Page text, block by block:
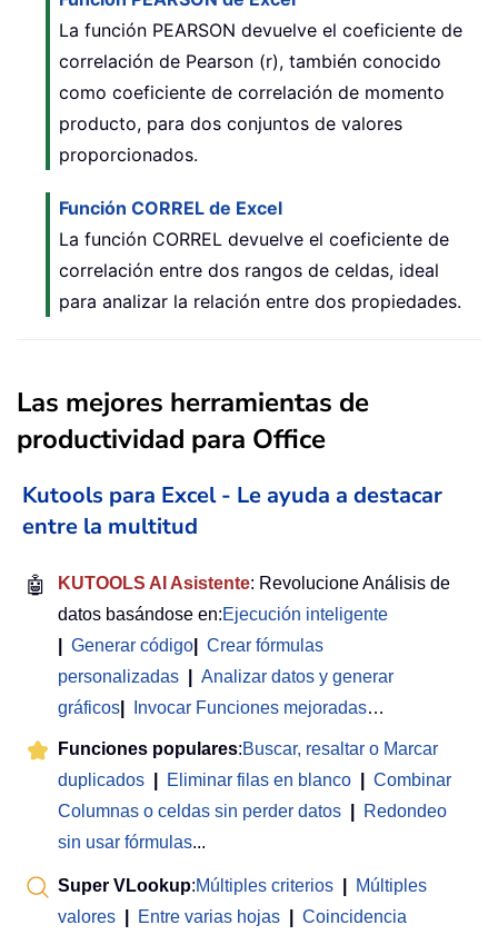
La función PEARSON devuelve el coeficiente de
correlación de Pearson (r), también conocido
como coeficiente de correlación de momento
producto, para dos conjuntos de valores
proporcionados.
Función CORREL de Excel
La función CORREL devuelve el coeficiente de
correlación entre dos rangos de celdas, ideal
para analizar la relación entre dos propiedades.
Las mejores herramientas de
productividad para Office
Kutools para Excel - Le ayuda a destacar
entre la multitud
🤖 KUTOOLS AI Asistente: Revolucione Análisis de
datos basándose en:Ejecución inteligente
Generar código
Crear fórmulas
personalizadas
Analizar datos y generar
gráficos
Invocar Funciones mejoradas…
Funciones populares:Buscar, resaltar o Marcar
duplicados
Eliminar filas en blanco
Combinar
Columnas o celdas sin perder datos
Redondeo
sin usar fórmulas...
Super VLookup:Múltiples criterios
Múltiples
valores
Entre varias hojas
Coincidencia